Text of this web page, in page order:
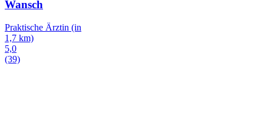
Wansch
Praktische Ärztin (in
1,7 km)
5,0
(39)